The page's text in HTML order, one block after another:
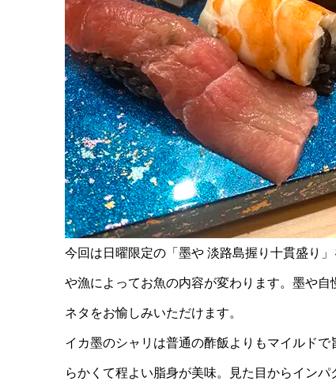
今回は日曜限定の「墨や 淡路島握り十貫盛り
や漁によってお魚の内容が変わります。墨や
ネタをお愉しみいただけます。
イカ墨のシャリは普通の酢飯よりもマイルド
らかくて程よい脂身が美味。見た目からイン